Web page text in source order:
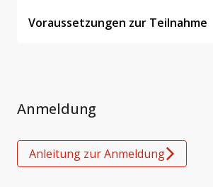
Voraussetzungen zur Teilnahme
Anmeldung
Anleitung zur Anmeldung